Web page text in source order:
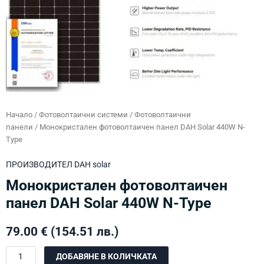
Начало / Фотоволтаични системи / Фотоволтаични
панели / Монокристален фотоволтаичен панел DAH Solar 440W N-
Type
ПРОИЗВОДИТЕЛ DAH solar
Монокристален фотоволтаичен
панел DAH Solar 440W N-Type
79.00 € (154.51 лв.)
количество
ДОБАВЯНЕ В КОЛИЧКАТА